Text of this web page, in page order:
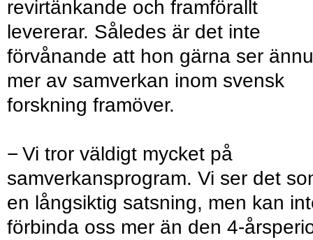
revirtänkande och framförallt
levererar. Således är det inte
förvånande att hon gärna ser ännu
mer av samverkan inom svensk
forskning framöver.
− Vi tror väldigt mycket på
samverkansprogram. Vi ser det
en långsiktig satsning, men kan
förbinda oss mer än den 4-